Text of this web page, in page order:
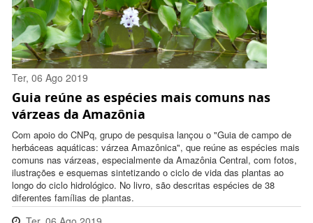
Ter, 06 Ago 2019
18:17:00 -0300
Guia reúne as espécies mais comuns nas
várzeas da Amazônia
Com apoio do CNPq, grupo de pesquisa lançou o "Guia de campo de
herbáceas aquáticas: várzea Amazônica", que reúne as espécies mais
comuns nas várzeas, especialmente da Amazônia Central, com fotos,
ilustrações e esquemas sintetizando o ciclo de vida das plantas ao
longo do ciclo hidrológico. No livro, são descritas espécies de 38
diferentes famílias de plantas.